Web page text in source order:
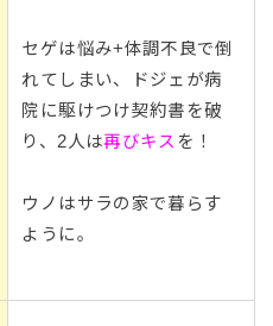
セゲは悩み+体調不良で倒
れてしまい、ドジェが病
院に駆けつけ契約書を破
り、2人は再びキス を！
ウノはサラの家で暮らす
ように。